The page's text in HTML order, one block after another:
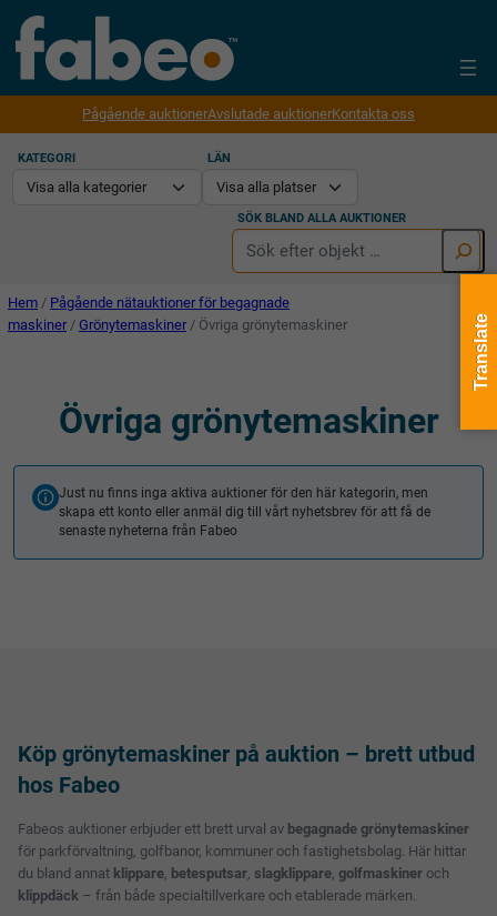
Pågående auktionerAvslutade auktionerKontakta oss
KATEGORI LÄN
SÖK BLAND ALLA AUKTIONER
Hem / Pågående nätauktioner för begagnade
maskiner / Grönytemaskiner / Övriga grönytemaskiner
Övriga grönytemaskiner
Just nu finns inga aktiva auktioner för den här kategorin, men
skapa ett konto eller anmäl dig till vårt nyhetsbrev för att få de
senaste nyheterna från Fabeo
Köp grönytemaskiner på auktion – brett utbud
hos Fabeo
Fabeos auktioner erbjuder ett brett urval av begagnade grönytemaskiner
för parkförvaltning, golfbanor, kommuner och fastighetsbolag. Här hittar
du bland annat klippare, betesputsar, slagklippare, golfmaskiner och
klippdäck – från både specialtillverkare och etablerade märken.
Translate